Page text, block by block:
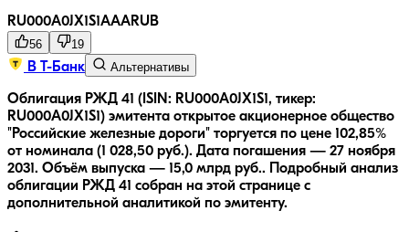
RU000A0JX1S1AAARUB
56 19
В Т-Банк Альтернативы
Облигация РЖД 41 (ISIN: RU000A0JX1S1, тикер:
RU000A0JX1S1) эмитента открытое акционерное общество
"Российские железные дороги" торгуется по цене 102,85%
от номинала (1 028,50 руб.). Дата погашения — 27 ноября
2031. Объём выпуска — 15,0 млрд руб..
Подробный анализ
облигации РЖД 41 собран на этой странице с
дополнительной аналитикой по эмитенту.